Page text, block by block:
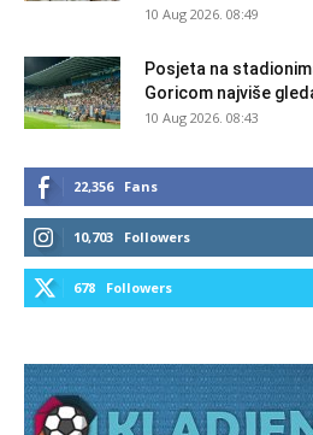
10 Aug 2026. 08:49
Posjeta na
Goricom najviše
10 Aug 2026. 08:43
22,356 Fans
10,703 Followers
678 Followers